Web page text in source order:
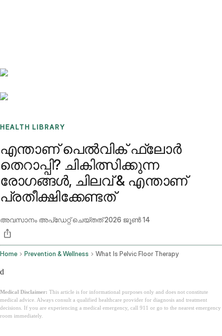
HEALTH LIBRARY
എന്താണ് പെൽവിക് ഫ്ലോർ
തെറാപ്പി? ചികിത്സിക്കുന്ന
രോഗങ്ങൾ, ചിലവ് & എന്താണ്
പ്രതീക്ഷിക്കേണ്ടത്
അവസാനം അപ്ഡേറ്റ് ചെയ്തത്2026 ജൂൺ 14
Home Prevention & Wellness What Is Pelvic Floor Therapy
d
Medical Disclaimer: This article is for informational purposes only and does not constitute
medical advice. Always consult a qualified healthcare provider for diagnosis and treatment
decisions. If you are experiencing a medical emergency, call 911 or go to the nearest emergency
room immediately.